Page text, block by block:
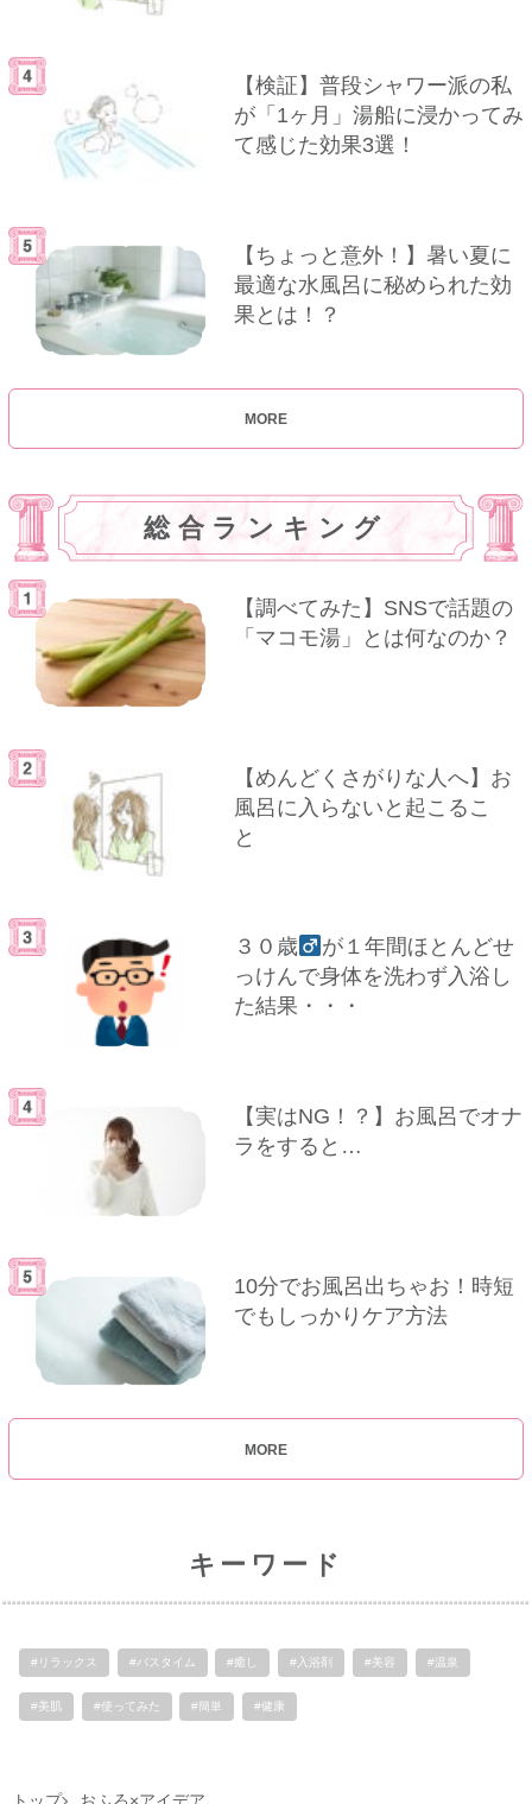
【検証】普段シャワー派の私
が「1ヶ月」湯船に浸かってみ
て感じた効果3選！
【ちょっと意外！】暑い夏に
最適な水風呂に秘められた効
果とは！？
MORE
総合ランキング
【調べてみた】SNSで話題の
「マコモ湯」とは何なのか？
【めんどくさがりな人へ】お
風呂に入らないと起こるこ
と
３０歳
が１年間ほとんどせ
っけんで身体を洗わず入浴し
た結果・・・
【実はNG！？】お風呂でオナ
ラをすると…
10分でお風呂出ちゃお！時短
でもしっかりケア方法
MORE
キーワード
#リラックス #バスタイム #癒し #入浴剤 #美容 #温泉
#美肌 #使ってみた #簡単 #健康
トップ おふろ×アイデア